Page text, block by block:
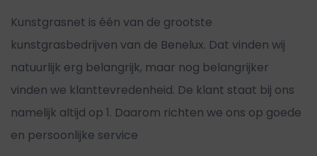
Kunstgrasnet is één van de grootste
kunstgrasbedrijven van de Benelux. Dat vinden wij
natuurlijk erg belangrijk, maar nog belangrijker
vinden we klanttevredenheid. De klant staat bij ons
namelijk altijd op 1. Daarom richten we ons op goede
en persoonlijke service